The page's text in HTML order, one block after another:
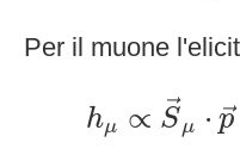
Per il muone
hμ ∝ →
Sμ ⋅ →
p
→